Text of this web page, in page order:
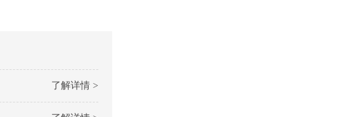
了解详情 >